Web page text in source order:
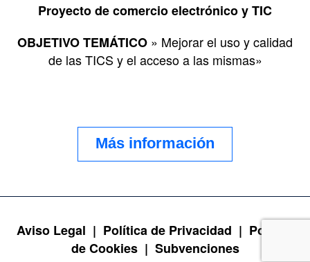
Proyecto de comercio electrónico y TIC
OBJETIVO TEMÁTICO » Mejorar el uso y calidad
de las TICS y el acceso a las mismas»
Más información
Aviso Legal | Política de Privacidad | Política
de Cookies | Subvenciones